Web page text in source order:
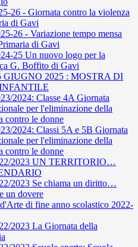
26 - Giornata contro la violenza
di Gavi
26 - Variazione tempo mensa
di Gavi
25 Un nuovo logo per la
G. Boffito di Gavi
GIUGNO 2025 : MOSTRA DI
2024: Classe 4A Giornata
per l'eliminazione della
contro le donne
2024: Classi 5A e 5B Giornata
per l'eliminazione della
contro le donne
2023 UN TERRITORIO…
2023 Se chiama un diritto…
un dovere
di fine anno scolastico 2022-
2023 La Giornata della